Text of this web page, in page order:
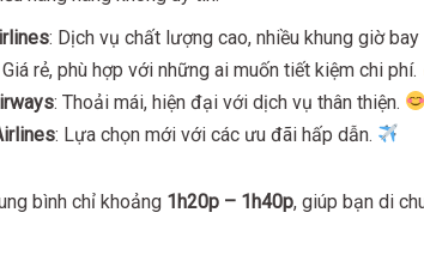
: Dịch vụ chất lượng cao, nhiều khung giờ bay
Giá rẻ, phù hợp với những ai muốn tiết kiệm chi phí.
: Thoải mái, hiện đại với dịch vụ thân thiện.
: Lựa chọn mới với các ưu đãi hấp dẫn.
bình chỉ khoảng 1h20p – 1h40p, giúp bạn di